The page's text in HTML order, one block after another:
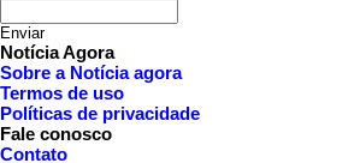
Enviar
Notícia Agora
Sobre a Notícia agora
Termos de uso
Políticas de privacidade
Fale conosco
Contato